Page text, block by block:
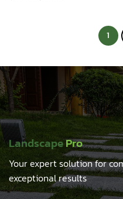
price price
1
LandscapePro
Your expert solution for
exceptional results